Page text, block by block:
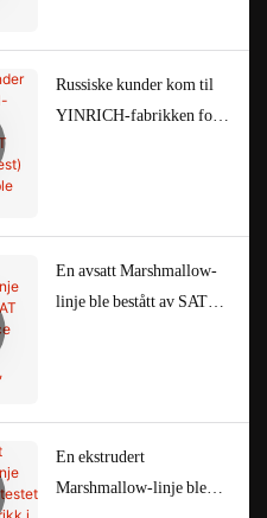
Russiske kunder kom til
YINRICH-fabrikken for å
En avsatt Marshmallow-
linje ble bestått av SAT
En ekstrudert
Marshmallow-linje ble